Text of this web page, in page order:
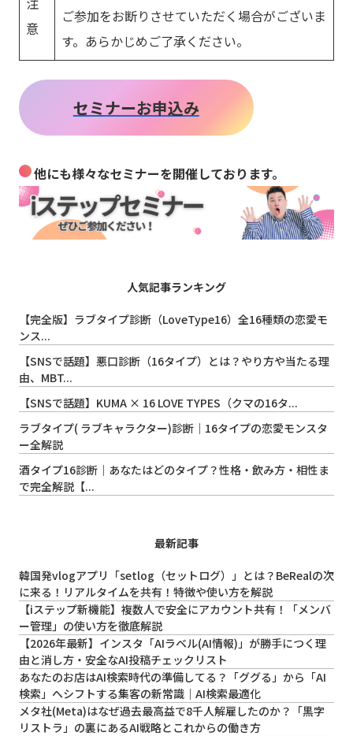
意
ご参加をお断りさせていただく場合がございま
す。あらかじめご了承ください。
セミナーお申込み
他にも様々なセミナーを開催しております。
人気記事ランキング
【完全版】ラブタイプ診断（LoveType16）全16種類の恋愛モ
ンス...
【SNSで話題】悪口診断（16タイプ）とは？やり方や当たる理
由、MBT...
【SNSで話題】KUMA × 16 LOVE TYPES（クマの16タ...
ラブタイプ( ラブキャラクター)診断｜16タイプの恋愛モンスタ
ー全解説
酒タイプ16診断｜あなたはどのタイプ？性格・飲み方・相性ま
で完全解説【...
最新記事
韓国発vlogアプリ「setlog（セットログ）」とは？BeRealの次
に来る！リアルタイムを共有！特徴や使い方を解説
【iステップ新機能】複数人で安全にアカウント共有！「メンバ
ー管理」の使い方を徹底解説
【2026年最新】インスタ「AIラベル(AI情報)」が勝手につく理
由と消し方・安全なAI投稿チェックリスト
あなたのお店はAI検索時代の準備してる？「ググる」から「AI
検索」へシフトする集客の新常識｜AI検索最適化
メタ社(Meta)はなぜ過去最高益で8千人解雇したのか？「黒字
リストラ」の裏にあるAI戦略とこれからの働き方